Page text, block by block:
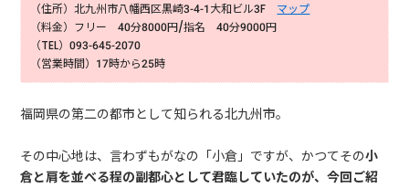
（住所）北九州市八幡西区黒崎3-4-1大和ビル3F マップ
（料金）フリー 40分8000円/指名 40分9000円
（TEL）093-645-2070
（営業時間）17時から25時
福岡県の第二の都市として知られる北九州市。
その中心地は、言わずもがなの「小倉」ですが、かつてその小
倉と肩を並べる程の副都心として君臨していたのが、今回ご紹